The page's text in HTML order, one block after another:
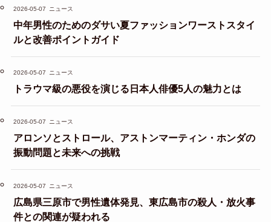
2026-05-07 ニュース
中年男性のためのダサい夏ファッションワーストスタイ
ルと改善ポイントガイド
2026-05-07 ニュース
トラウマ級の悪役を演じる日本人俳優5人の魅力とは
2026-05-07 ニュース
アロンソとストロール、アストンマーティン・ホンダの
振動問題と未来への挑戦
2026-05-07 ニュース
広島県三原市で男性遺体発見、東広島市の殺人・放火事
件との関連が疑われる